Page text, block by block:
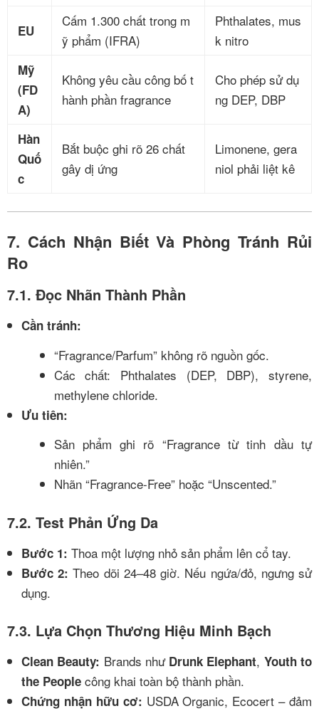
EU
Cấm 1.300 chất trong m
ỹ phẩm (IFRA)
Phthalates, mus
k nitro
Mỹ
(FD
A)
Không yêu cầu công bố t
hành phần fragrance
Cho phép sử dụ
ng DEP, DBP
Hàn
Quố
c
Bắt buộc ghi rõ 26 chất
gây dị ứng
Limonene, gera
niol phải liệt kê
7. Cách Nhận Biết Và Phòng Tránh Rủi
Ro
7.1. Đọc Nhãn Thành Phần
Cần tránh:
“Fragrance/Parfum” không rõ nguồn gốc.
Các chất: Phthalates (DEP, DBP), styrene,
methylene chloride.
Ưu tiên:
Sản phẩm ghi rõ “Fragrance từ tinh dầu tự
nhiên.”
Nhãn “Fragrance-Free” hoặc “Unscented.”
7.2. Test Phản Ứng Da
Bước 1: Thoa một lượng nhỏ sản phẩm lên cổ tay.
Bước 2: Theo dõi 24–48 giờ. Nếu ngứa/đỏ, ngưng sử
dụng.
7.3. Lựa Chọn Thương Hiệu Minh Bạch
Clean Beauty: Brands như Drunk Elephant, Youth to
the People công khai toàn bộ thành phần.
Chứng nhận hữu cơ: USDA Organic, Ecocert – đảm